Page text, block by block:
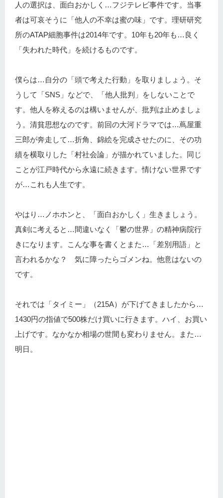
人の選択は、面白おかしく…フジテレビ事件です。当事
者は可哀そうに「他人の不幸は蜜の味」です。理研研究
所のATAP細胞事件は2014年です。10年も20年も…良く
「失われた時代」を続けるものです。
僕らは…自分の「頭で考えた行動」を取りましょう。そ
うして「SNS」などで、「他人批判」をしないことで
す。他人を称えるのは構いませんが、批判は止めましょ
う。清貧思想なのです。前回の大河ドラマでは…蔦屋重
三郎が奔走して…折角、錦絵を完成させたのに、その功
績を横取りした「村社会論」が描かれていました。同じ
ことが江戸時代から永遠に続きます。情けない世界です
が…これも人生です。
やはり…ノホホンと、「面白おかしく」生きましょう。
真剣に考えると…間違いなく「鬱の世界」の精神病院行
きになります。こんな事を書くとまた…「差別用語」と
言われるかな？ 気に障ったらゴメンね。他意はないの
です。
それでは「タイミー」（215A）が下げてきましたから…
1430円の指値で500株だけ買いに行きます。ハイ、お買い
上げです。なかなか相場の世間も変わりません。また…
明日。